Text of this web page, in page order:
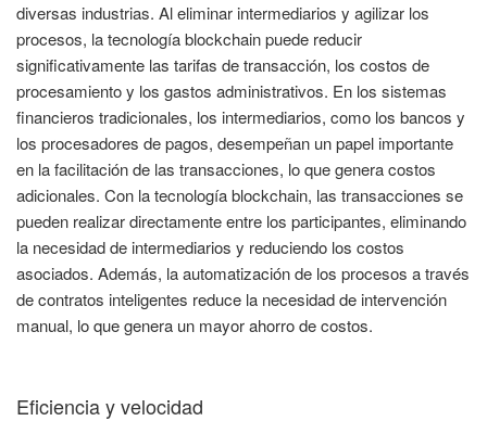
diversas industrias. Al eliminar intermediarios y agilizar los
procesos, la tecnología blockchain puede reducir
significativamente las tarifas de transacción, los costos de
procesamiento y los gastos administrativos. En los sistemas
financieros tradicionales, los intermediarios, como los bancos y
los procesadores de pagos, desempeñan un papel importante
en la facilitación de las transacciones, lo que genera costos
adicionales. Con la tecnología blockchain, las transacciones se
pueden realizar directamente entre los participantes, eliminando
la necesidad de intermediarios y reduciendo los costos
asociados. Además, la automatización de los procesos a través
de contratos inteligentes reduce la necesidad de intervención
manual, lo que genera un mayor ahorro de costos.
Eficiencia y velocidad